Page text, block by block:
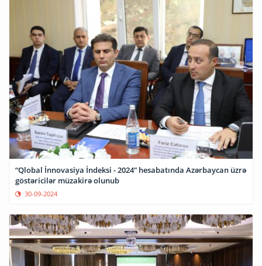
“Qlobal İnnovasiya İndeksi - 2024” hesabatında Azərbaycan üzrə
göstəricilər müzakirə olunub
30-09-2024